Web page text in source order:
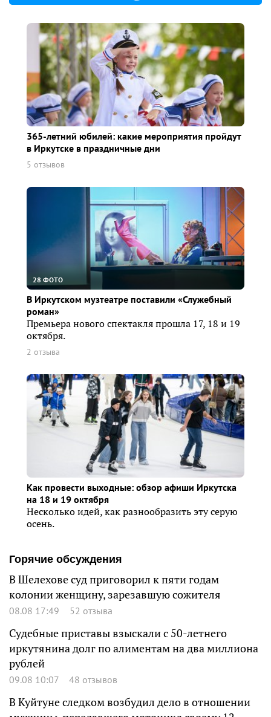
365-летний юбилей: какие мероприятия пройдут
в Иркутске в праздничные дни
5 отзывов
28 ФОТО
В Иркутском музтеатре поставили «Служебный
роман»
Премьера нового спектакля прошла 17, 18 и 19
октября.
2 отзыва
Как провести выходные: обзор афиши Иркутска
на 18 и 19 октября
Несколько идей, как разнообразить эту серую
осень.
Горячие обсуждения
В Шелехове суд приговорил к пяти годам
колонии женщину, зарезавшую сожителя
08.08 17:49 52 отзыва
Судебные приставы взыскали с 50-летнего
иркутянина долг по алиментам на два миллиона
рублей
09.08 10:07 48 отзывов
В Куйтуне следком возбудил дело в отношении